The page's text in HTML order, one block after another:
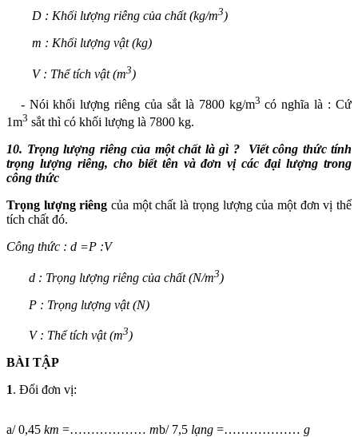
D : Khối lượng riêng của chất (kg/m3)
m : Khối lượng vật (kg)
V : Thể tích vật (m3)
- Nói khối lượng riêng của sắt là 7800 kg/m3 có nghĩa là : Cứ
1m3 sắt thì có khối lượng là 7800 kg.
10. Trọng lượng riêng của một chất là gì ?
Viết công thức tính
trọng lượng riêng, cho biết tên và đơn vị các đại lượng trong
công thức
Trọng lượng riêng của một chất là trọng lượng của một đơn vị thể
tích chất đó.
Công thức : d =P :V
d : Trọng lượng riêng của chất (N/m3)
P : Trọng lượng vật (N)
V : Thể tích vật (m3)
BÀI TẬP
1. Đổi đơn vị:
a/ 0,45 km =……………… mb/ 7,5 lạng =……………… g